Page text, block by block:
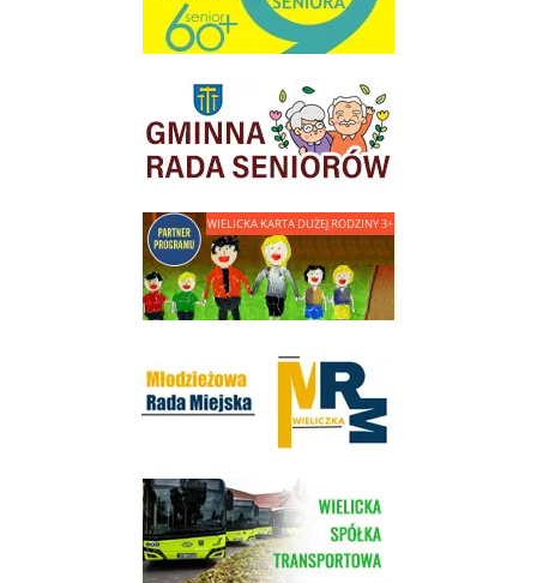
link do strony Gminnej Rady Seniorow - Wieliczka
link do strony - Wielicka Karta Dużej Rodziny
link do strony Wielickiej Spółki Transportowej